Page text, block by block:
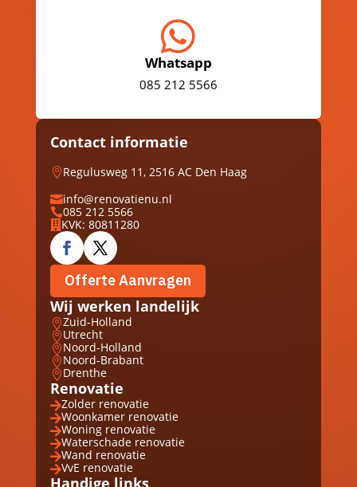

Whatsapp
085 212 5566
Contact informatie
Regulusweg 11, 2516 AC Den Haag
info@renovatienu.nl
085 212 5566
 KVK: 80811280
Offerte Aanvragen
Wij werken landelijk
Zuid-Holland
Utrecht
Noord-Holland
Noord-Brabant
Drenthe
Renovatie
Zolder renovatie
Woonkamer renovatie
Woning renovatie
Waterschade renovatie
Wand renovatie
VvE renovatie
Handige links